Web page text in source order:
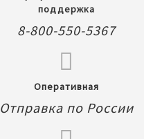
поддержка
8-800-550-5367
Оперативная
Отправка по России